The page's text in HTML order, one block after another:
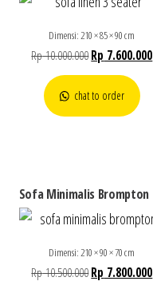
Dimensi: 210 × 85 × 90 cm
Rp10.000.000Rp 7.600.000
chat to order
Sofa Minimalis Brompton
Dimensi: 210 × 90 × 70 cm
Rp10.500.000Rp 7.800.000